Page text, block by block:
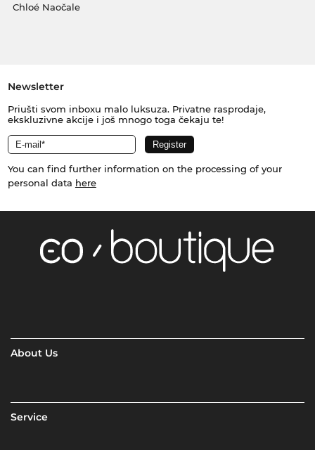
Chloé Naočale
Newsletter
Priušti svom inboxu malo luksuza. Privatne rasprodaje,
ekskluzivne akcije i još mnogo toga čekaju te!
You can find further information on the processing of your
personal data here
About Us
Service